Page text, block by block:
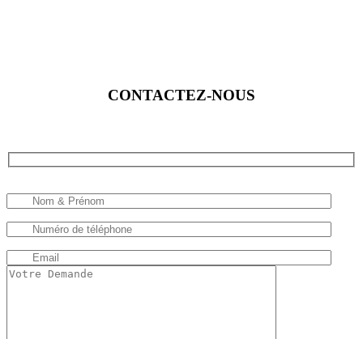
CONTACTEZ-NOUS